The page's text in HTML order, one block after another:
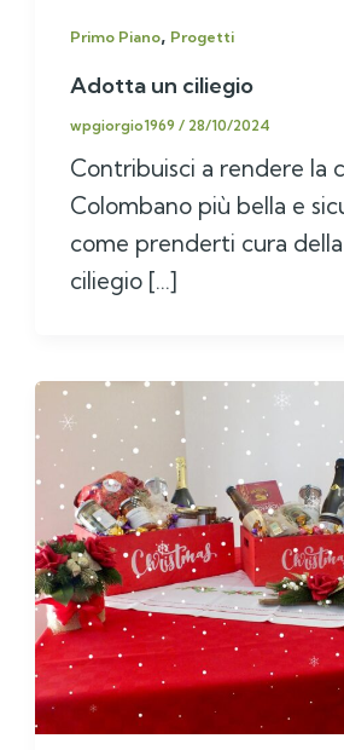
Primo Piano, Progetti
Adotta un ciliegio
wpgiorgio1969/ 28/10/2024
Contribuisci a rendere la
Colombano più bella e
come prenderti cura
ciliegio […]